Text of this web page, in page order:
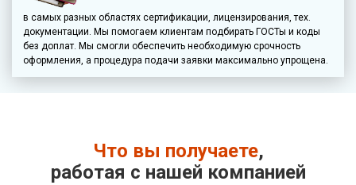
в самых разных областях сертификации, лицензирования, тех.
документации. Мы помогаем клиентам подбирать ГОСТы и коды
без доплат. Мы смогли обеспечить необходимую срочность
оформления, а процедура подачи заявки максимально упрощена.
Что вы получаете,
работая с нашей компанией